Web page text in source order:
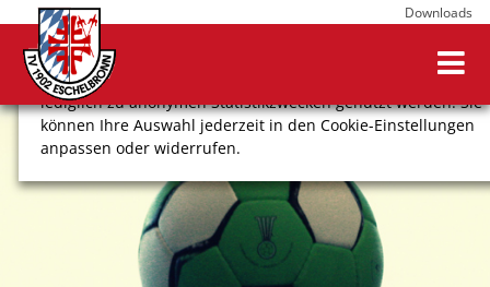
Wir verwenden Cookies, um Ihnen ein optimales
Webseitenerlebnis zu bieten. Dazu zählen Cookies, die für
den Betrieb der Seite notwendig sind, sowie solche, die
lediglich zu anonymen Statistikzwecken genutzt werden. Sie
können Ihre Auswahl jederzeit in den Cookie-Einstellungen
anpassen oder widerrufen.
COOKIE-EINSTELLUNGEN
ALLE ABLEHNEN
Downloads